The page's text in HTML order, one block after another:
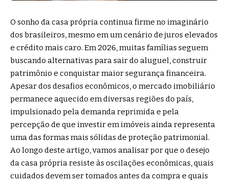
O sonho da casa própria continua firme no imaginário
dos brasileiros, mesmo em um cenário de juros elevados
e crédito mais caro. Em 2026, muitas famílias seguem
buscando alternativas para sair do aluguel, construir
patrimônio e conquistar maior segurança financeira.
Apesar dos desafios econômicos, o mercado imobiliário
permanece aquecido em diversas regiões do país,
impulsionado pela demanda reprimida e pela
percepção de que investir em imóveis ainda representa
uma das formas mais sólidas de proteção patrimonial.
Ao longo deste artigo, vamos analisar por que o desejo
da casa própria resiste às oscilações econômicas, quais
cuidados devem ser tomados antes da compra e quais